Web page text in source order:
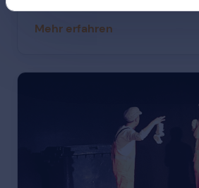
der offenen Tür“ auf dem
dazu. Leuchtende Kinderaugen
Mehr erfahren